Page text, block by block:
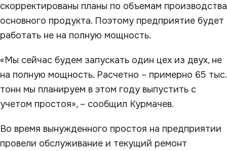
скорректированы планы по объемам производства
основного продукта. Поэтому предприятие будет
работать не на полную мощность.
«Мы сейчас будем запускать один цех из двух, не
на полную мощность. Расчетно – примерно 65 тыс.
тонн мы планируем в этом году выпустить с
учетом простоя», – сообщил Курмачев.
Во время вынужденного простоя на предприятии
провели обслуживание и текущий ремонт